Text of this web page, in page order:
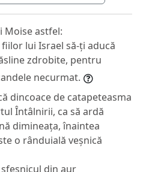
Moise astfel:
lui Israel să-ți aducă
zdrobite, pentru
necurmat.
dincoace de catapeteasma
Întâlnirii, ca să ardă
dimineața, înaintea
o rânduială veșnică
sfeșnicul din aur